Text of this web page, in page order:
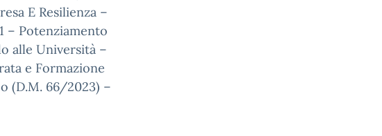
E Resilienza –
– Potenziamento
alle Università –
e Formazione
(D.M. 66/2023) –